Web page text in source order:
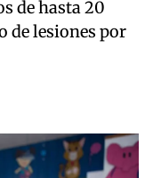
de hasta 20
de lesiones por